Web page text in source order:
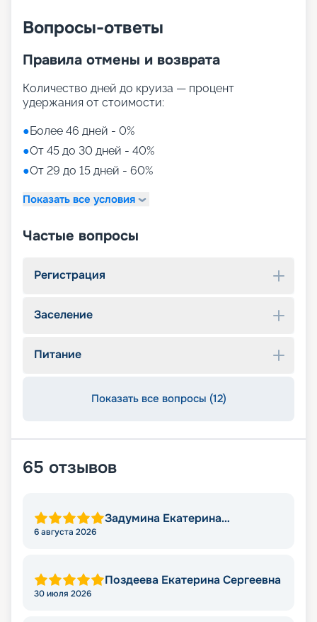
Вопросы-ответы
Правила отмены и возврата
Количество дней до круиза — процент
удержания от стоимости:
●Более 46 дней - 0%
●От 45 до 30 дней - 40%
●От 29 до 15 дней - 60%
Показать все условия
Частые вопросы
Регистрация
Заселение
Питание
Показать все вопросы (12)
65 отзывов
Задумина Екатерина
6 августа 2026
Поздеева Екатерина Сергеевна
30 июля 2026